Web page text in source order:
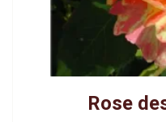
Rose